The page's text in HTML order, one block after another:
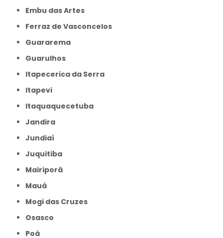
Embu das Artes
Ferraz de Vasconcelos
Guararema
Guarulhos
Itapecerica da Serra
Itapevi
Itaquaquecetuba
Jandira
Jundiaí
Juquitiba
Mairiporã
Mauá
Mogi das Cruzes
Osasco
Poá